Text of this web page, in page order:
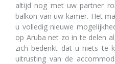
altijd nog met uw partner
balkon van uw kamer. Het
u volledig nieuwe
op Aruba net zo in te delen
zich bedenkt dat u niets te
uitrusting van de